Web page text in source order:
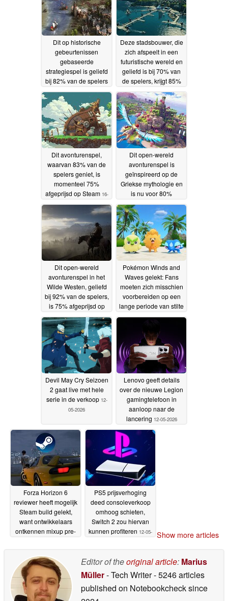
Dit op historische
gebeurtenissen
gebaseerde
strategiespel is geliefd
bij 82% van de spelers
en krijgt 66% korting op
Steam
18-05-2026
Deze stadsbouwer, die
zich afspeelt in een
futuristische wereld en
geliefd is bij 70% van
de spelers, krijgt 85%
korting op Steam17-05-
2026
Dit avonturenspel,
waarvan 83% van de
spelers geniet, is
momenteel 75%
afgeprijsd op Steam 16-
05-2026
Dit open-wereld
avonturenspel is
geïnspireerd op de
Griekse mythologie en
is nu voor 80%
verkrijgbaar op Steam
15-05-2026
Dit open-wereld
avonturenspel in het
Wilde Westen, geliefd
bij 92% van de spelers,
is 75% afgeprijsd op
Steam14-05-2026
Pokémon Winds and
Waves gelekt: Fans
moeten zich misschien
voorbereiden op een
lange periode van stilte
12-05-2026
Devil May Cry Seizoen
2 gaat live met hele
serie in de verkoop 12-
05-2026
Lenovo geeft details
over de nieuwe Legion
gamingtelefoon in
aanloop naar de
lancering 12-05-2026
Forza Horizon 6
reviewer heeft mogelijk
Steam build gelekt,
want ontwikkelaars
ontkennen mixup pre-
PS5 prijsverhoging
deed consoleverkoop
omhoog schieten,
Switch 2 zou hiervan
kunnen profiteren 12-05-
Show more articles
Editor of theoriginal article: Marius
Müller- Tech Writer- 5246 articles
published on Notebookchecksince